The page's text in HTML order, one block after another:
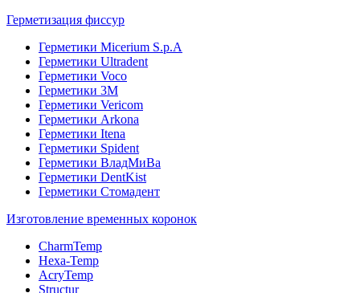
Герметизация фиссур
Герметики Micerium S.p.A
Герметики Ultradent
Герметики Voco
Герметики 3M
Герметики Vericom
Герметики Arkona
Герметики Itena
Герметики Spident
Герметики ВладМиВа
Герметики DentKist
Герметики Стомадент
Изготовление временных коронок
CharmTemp
Hexa-Temp
AcryTemp
Structur